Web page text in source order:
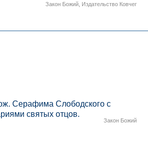
Закон Божий Издательство Ковчег
Серафима Слободского с
святых отцов.
Закон Божий